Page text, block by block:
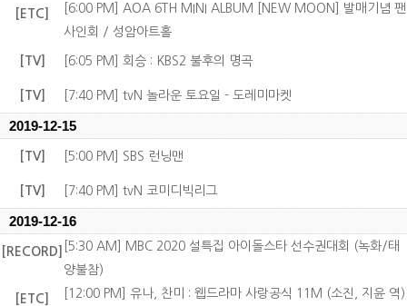
[ETC]
[6:00 PM] AOA 6TH MINI ALBUM [NEW MOON] 발매기념 팬
사인회 / 성암아트홀
[TV] [6:05 PM] 회승 : KBS2 불후의 명곡
[TV] [7:40 PM] tvN 놀라운 토요일 - 도레미마켓
2019-12-15
[TV] [5:00 PM] SBS 런닝맨
[TV] [7:40 PM] tvN 코미디빅리그
2019-12-16
[RECORD]
[5:30 AM] MBC 2020 설특집 아이돌스타 선수권대회 (녹화/태
양불참)
[ETC]
[12:00 PM] 유나, 찬미 : 웹드라마 사랑공식 11M (소진, 지윤 역)